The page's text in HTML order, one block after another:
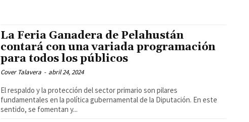
La Feria Ganadera de Pelahustán
contará con una variada programación
para todos los públicos
Cover Talavera - abril 24, 2024
El respaldo y la protección del sector primario son pilares
fundamentales en la política gubernamental de la Diputación. En este
sentido, se fomentan y...